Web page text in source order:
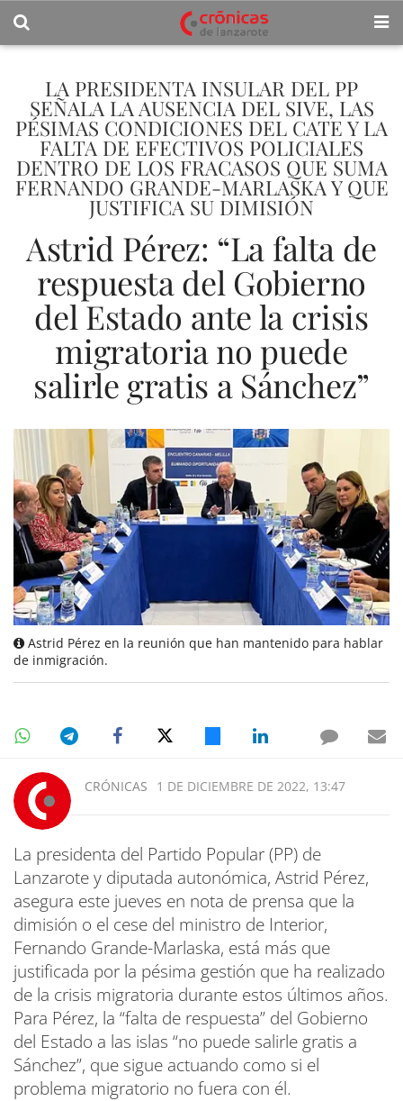
LA PRESIDENTA INSULAR DEL PP
SEÑALA LA AUSENCIA DEL SIVE, LAS
PÉSIMAS CONDICIONES DEL CATE Y LA
FALTA DE EFECTIVOS POLICIALES
DENTRO DE LOS FRACASOS QUE SUMA
FERNANDO GRANDE-MARLASKA Y QUE
JUSTIFICA SU DIMISIÓN
Astrid Pérez: “La falta de
respuesta del Gobierno
del Estado ante la crisis
migratoria no puede
salirle gratis a Sánchez”
Astrid Pérez en la reunión que han mantenido para hablar
de inmigración.
CRÓNICAS 1 DE DICIEMBRE DE 2022, 13:47
La presidenta del Partido Popular (PP) de
Lanzarote y diputada autonómica, Astrid Pérez,
asegura este jueves en nota de prensa que la
dimisión o el cese del ministro de Interior,
Fernando Grande-Marlaska, está más que
justificada por la pésima gestión que ha realizado
de la crisis migratoria durante estos últimos años.
Para Pérez, la “falta de respuesta” del Gobierno
del Estado a las islas “no puede salirle gratis a
Sánchez”, que sigue actuando como si el
problema migratorio no fuera con él.